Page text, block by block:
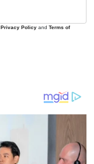
Privacy Policy and Terms of